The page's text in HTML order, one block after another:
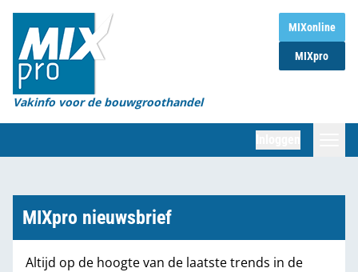
MIXonline
MIXpro
Vakinfo voor de bouwgroothandel
Home
Magazines
Organisaties
Marktcijfers
MIXpro nieuwsbrief
Altijd op de hoogte van de laatste trends in de